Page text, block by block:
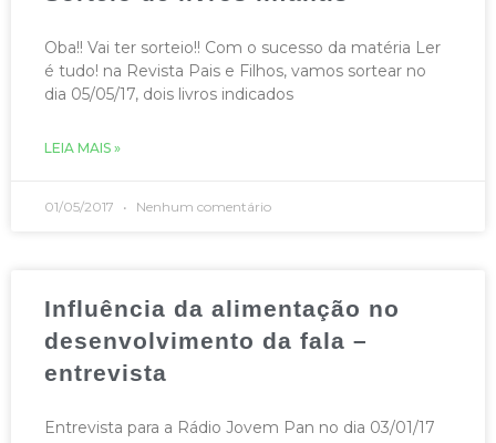
Oba!! Vai ter sorteio!! Com o sucesso da matéria Ler
é tudo! na Revista Pais e Filhos, vamos sortear no
dia 05/05/17, dois livros indicados
LEIA MAIS »
01/05/2017 Nenhum comentário
Influência da alimentação no
desenvolvimento da fala –
entrevista
Entrevista para a Rádio Jovem Pan no dia 03/01/17